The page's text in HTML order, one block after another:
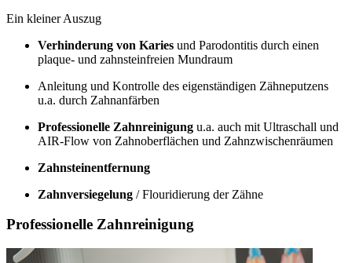
Ein kleiner Auszug
Verhinderung von Karies und Parodontitis durch einen
plaque- und zahnsteinfreien Mundraum
Anleitung und Kontrolle des eigenständigen Zähneputzens
u.a. durch Zahnanfärben
Professionelle Zahnreinigung u.a. auch mit Ultraschall und
AIR-Flow von Zahnoberflächen und Zahnzwischenräumen
Zahnsteinentfernung
Zahnversiegelung / Flouridierung der Zähne
Professionelle Zahnreinigung